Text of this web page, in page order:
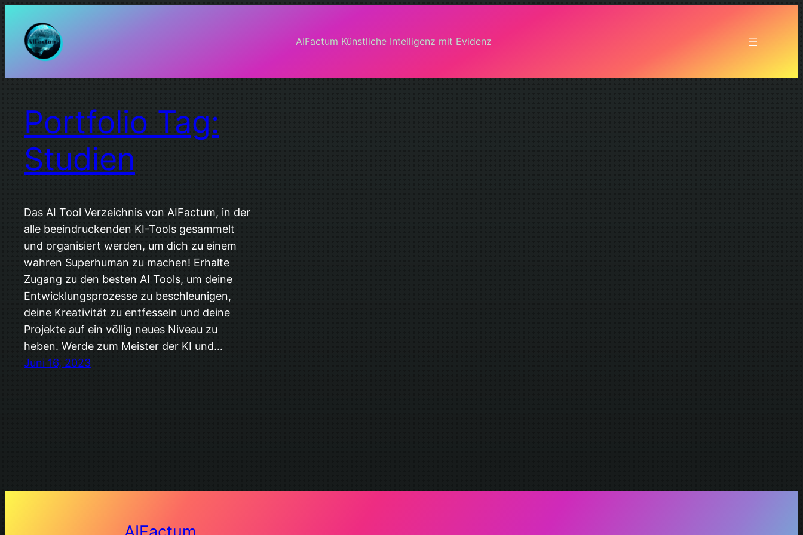
Inhalt
springen
AIFactum Künstliche Intelligenz mit Evidenz
Portfolio Tag:
Studien
Das AI Tool Verzeichnis von AIFactum, in der
alle beeindruckenden KI-Tools gesammelt
und organisiert werden, um dich zu einem
wahren Superhuman zu machen! Erhalte
Zugang zu den besten AI Tools, um deine
Entwicklungsprozesse zu beschleunigen,
deine Kreativität zu entfesseln und deine
Projekte auf ein völlig neues Niveau zu
heben. Werde zum Meister der KI und…
Juni 16, 2023